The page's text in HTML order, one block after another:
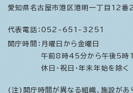
愛知県名古屋市港区港明一丁目12番
代表電話： 052-651-3251
開庁時間： 月曜日から金曜日
午前8時45分から午後5時
休日・祝日・年末年始を除く
(注)開庁時間が異なる組織、施設があ